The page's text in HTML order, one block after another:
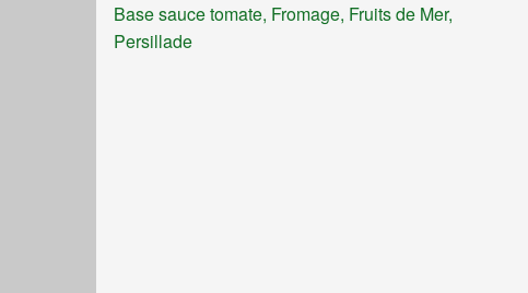
Base sauce tomate, Fromage, Fruits de Mer,
Persillade